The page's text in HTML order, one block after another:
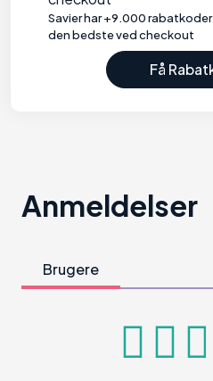
Savier har +9.000
den bedste ved checkout
Få
Anmeldelser
Brugere